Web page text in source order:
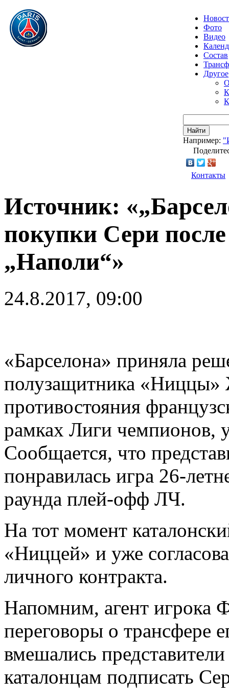
Фото
Видео
Состав
Другое
Найти
Например:
Контакты
Источник:
покупки Сери
„Наполи“»
24.8.2017, 09:00
«Барселона» приняла
полузащитника
противостояния
рамках Лиги чемпионов,
Сообщается, что
понравилась игра 26-
раунда плей-офф ЛЧ.
На тот момент
«Ниццей» и уже
личного контракта.
Напомним, агент игрока
переговоры о трансфере
вмешались
каталонцам подписать